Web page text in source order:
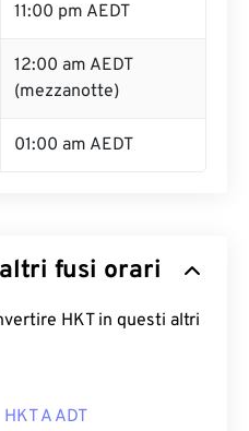
11:00 pm AEDT
12:00 am AEDT
(mezzanotte)
01:00 am AEDT
fusi orari
HKT in questi altri
HKT A ADT